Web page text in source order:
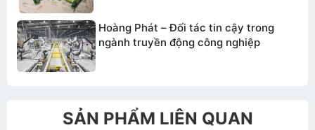
Gửi thông tin
Hoàng Phát – Đối tác tin cậy trong
ngành truyền động công nghiệp
SẢN PHẨM LIÊN QUAN